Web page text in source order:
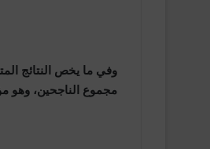
مجموع الناجحين، وهو